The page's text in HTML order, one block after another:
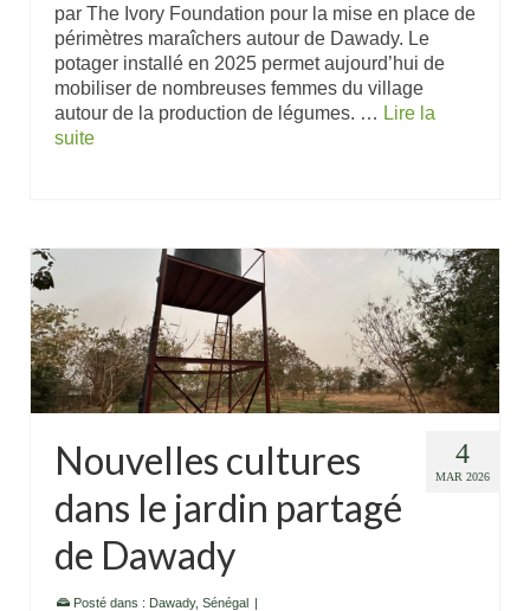
par The Ivory Foundation pour la mise en place de
périmètres maraîchers autour de Dawady. Le
potager installé en 2025 permet aujourd’hui de
mobiliser de nombreuses femmes du village
autour de la production de légumes. … Lire la
suite
4
MAR 2026
Nouvelles cultures
dans le jardin partagé
de Dawady
Posté dans : Dawady, Sénégal |